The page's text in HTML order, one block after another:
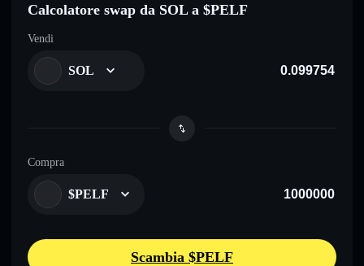
Calcolatore swap da SOL a $PELF
Vendi
SOL
Compra
$PELF
Scambia $PELF